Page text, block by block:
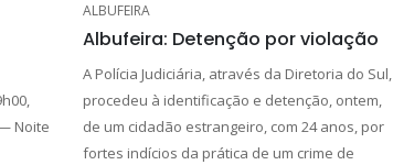
Noite
ALBUFEIRA
Albufeira: Detenção por violação
A Polícia Judiciária, através da Diretoria do Sul,
procedeu à identificação e detenção, ontem,
de um cidadão estrangeiro, com 24 anos, por
fortes indícios da prática de um crime de